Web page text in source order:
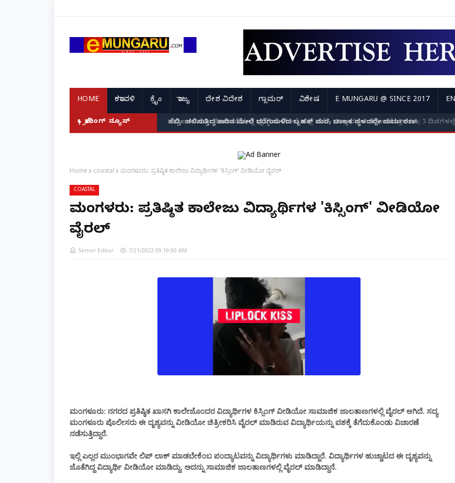
HOME ಕರಾವಳಿ ಕ್ರೈಂ ರಾಜ್ಯ ದೇಶ ವಿದೇಶ ಗ್ಲಾಮರ್ ವಿಶೇಷ E MUNGARU @ SINCE 2017
ಬ್ರೇಕಿಂಗ್ ನ್ಯೂಸ್ ಹೆಬ್ರಿ: ಚಲಿಸುತ್ತಿದ್ದ ಕಾರಿನ ಮೇಲೆ ಧರೆಗುರುಳಿದ ಬೃಹತ್ ಮರ; ಚಾಲಕ ಸ್ಥಳದಲ್ಲೇ ದುರ್ಮರಣ!
Home coastal ಮಂಗಳೂರು: ಪ್ರತಿಷ್ಠಿತ ಕಾಲೇಜು ವಿದ್ಯಾರ್ಥಿಗಳ 'ಕಿಸ್ಸಿಂಗ್' ವೀಡಿಯೋ ವೈರಲ್
COASTAL
ಮಂಗಳೂರು: ಪ್ರತಿಷ್ಠಿತ ಕಾಲೇಜು ವಿದ್ಯಾರ್ಥಿಗಳ 'ಕಿಸ್ಸಿಂಗ್' ವೀಡಿಯೋ
ವೈರಲ್
Senior Editor 7/21/2022 09:19:00 AM
ಮಂಗಳೂರು: ನಗರದ ಪ್ರತಿಷ್ಠಿತ ಖಾಸಗಿ ಕಾಲೇಜೊಂದರ ವಿದ್ಯಾರ್ಥಿಗಳ ಕಿಸ್ಸಿಂಗ್ ವೀಡಿಯೋ ಸಾಮಾಜಿಕ ಜಾಲತಾಣಗಳಲ್ಲಿ ವೈರಲ್ ಆಗಿದೆ. ಸದ್ಯ
ಮಂಗಳೂರು ಪೊಲೀಸರು ಈ ದೃಶ್ಯವನ್ನು ವೀಡಿಯೋ ಚಿತ್ರೀಕರಿಸಿ ವೈರಲ್ ಮಾಡಿರುವ ವಿದ್ಯಾರ್ಥಿಯನ್ನು ವಶಕ್ಕೆ ತೆಗೆದುಕೊಂಡು ವಿಚಾರಣೆ
ನಡೆಸುತ್ತಿದ್ದಾರೆ.
ಇಲ್ಲಿ ಎಲ್ಲರ ಮುಂಭಾಗವೇ ಲಿಪ್ ಲಾಕ್ ಮಾಡಬೇಕೆಂಬ ಪಂದ್ಯಾಟವನ್ನು ವಿದ್ಯಾರ್ಥಿಗಳು ಮಾಡಿದ್ದಾರೆ. ವಿದ್ಯಾರ್ಥಿಗಳ ಹುಚ್ಚಾಟದ ಈ ದೃಶ್ಯವನ್ನು
ಜೊತೆಗಿದ್ದ ವಿದ್ಯಾರ್ಥಿ ವೀಡಿಯೋ ಮಾಡಿದ್ದು, ಅದನ್ನು ಸಾಮಾಜಿಕ ಜಾಲತಾಣಗಳಲ್ಲಿ ವೈರಲ್ ಮಾಡಿದ್ದಾನೆ.